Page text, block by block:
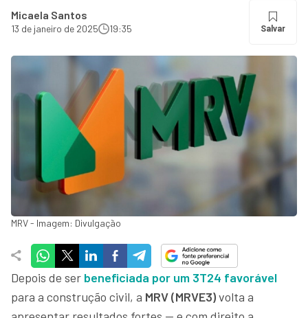
Micaela Santos
13 de janeiro de 2025 19:35 Salvar
MRV - Imagem: Divulgação
Depois de ser beneficiada por um 3T24 favorável
para a construção civil, a MRV (MRVE3)volta a